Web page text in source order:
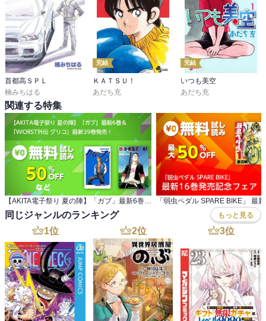
首都高ＳＰＬ
楠みちはる
完結
ＫＡＴＳＵ！
あだち充
完結
いつも美空
あだち充
関連する特集
同じジャンルのランキング もっと見る
1位 2位 3位